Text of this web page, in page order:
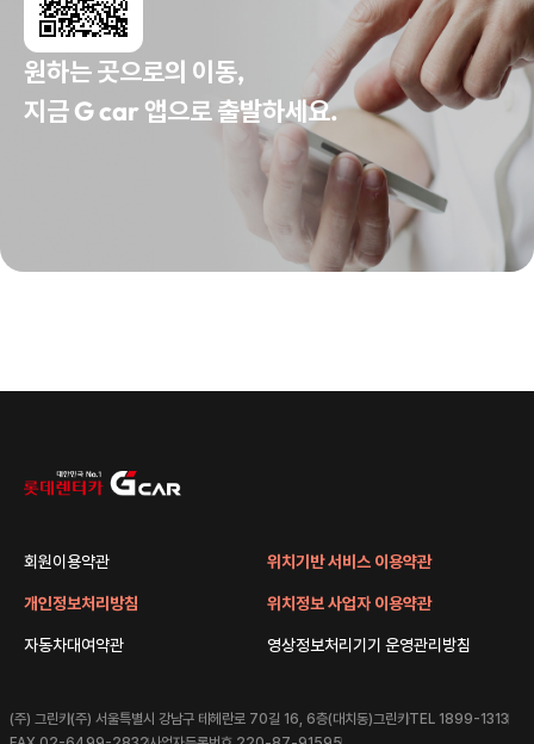
원하는 곳으로의 이동,
지금 G car 앱으로 출발하세요.
회원이용약관
개인정보처리방침
자동차대여약관
위치기반 서비스 이용약관
위치정보 사업자 이용약관
영상정보처리기기 운영관리방침
(주) 그린카 (주) 서울특별시 강남구 테헤란로 70길 16, 6층(대치동)그린카 TEL 1899-1313